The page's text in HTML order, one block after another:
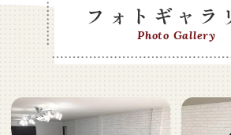
フォトギャラ
Photo Gallery